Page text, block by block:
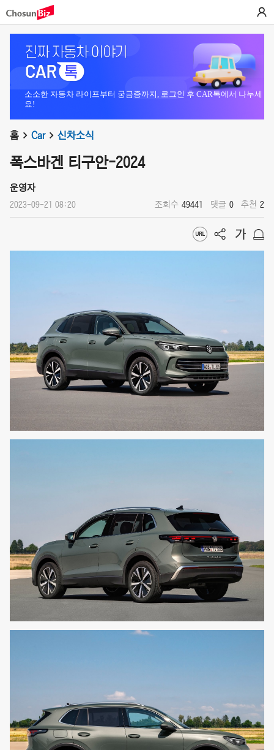
소소한 자동차 라이프부터 궁금증까지, 로그인 후 CAR톡에서 나누세
요!
홈 Car 신차소식
폭스바겐 티구안-2024
운영자
2023-09-21 08:20 조회수 49441 댓글 0 추천 2